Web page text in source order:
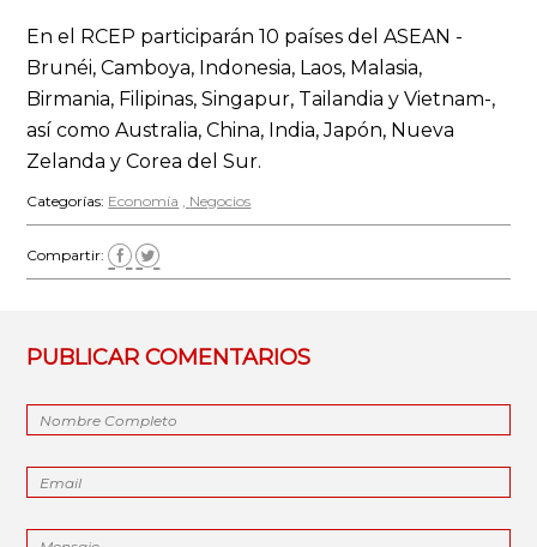
En el RCEP participarán 10 países del ASEAN -
Brunéi, Camboya, Indonesia, Laos, Malasia,
Birmania, Filipinas, Singapur, Tailandia y Vietnam-,
así como Australia, China, India, Japón, Nueva
Zelanda y Corea del Sur.
Categorías: Economía Negocios
Compartir:
PUBLICAR COMENTARIOS